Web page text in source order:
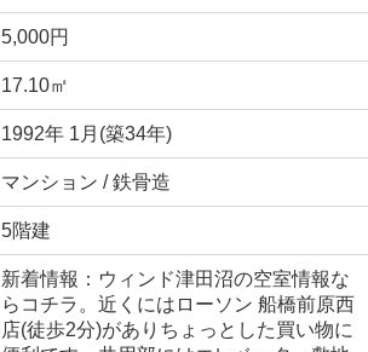
5,000円
17.10㎡
1992年 1月(築34年)
マンション / 鉄骨造
5階建
新着情報：ウィンド津田沼の空室情報な
らコチラ。近くにはローソン 船橋前原西
店(徒歩2分)がありちょっとした買い物に